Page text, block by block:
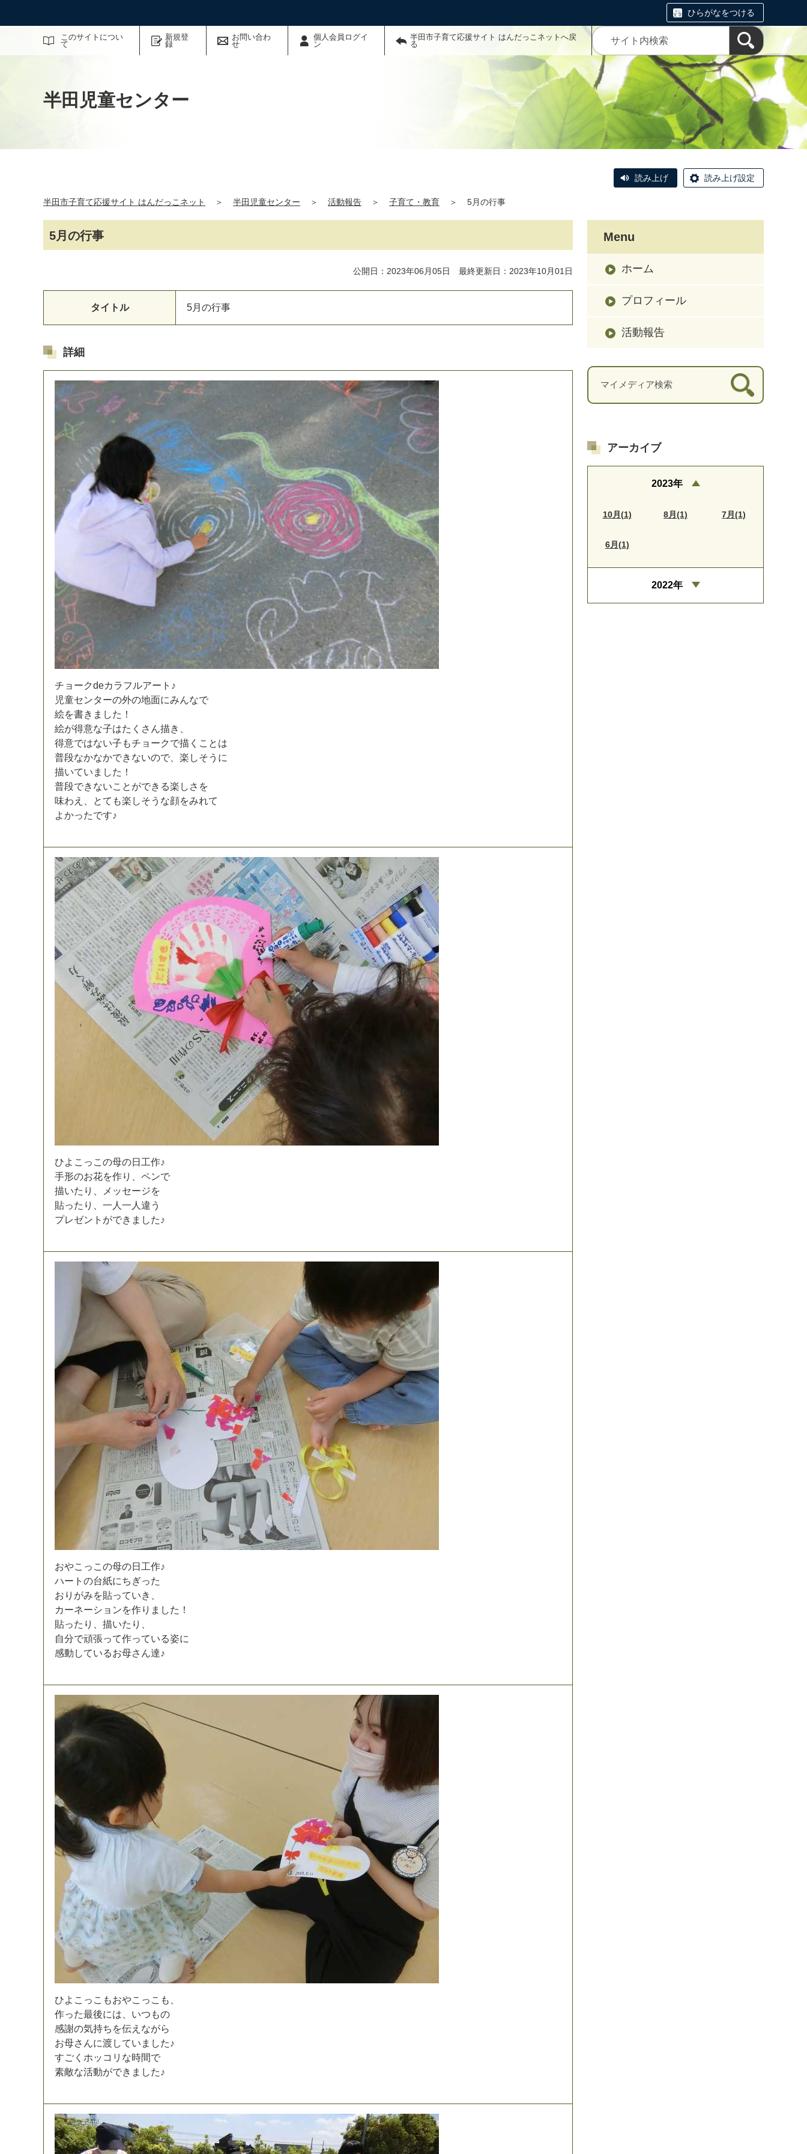
ひらがなをつける
このサイトについ
て
新規登
録
お問い合わ
せ
個人会員ログイ
ン
半田市子育て応援サイト はんだっこネットへ戻
る
サイト内検索
半田児童センター
読み上げ 読み上げ設定
半田市子育て応援サイト はんだっこネット ＞ 半田児童センター ＞ 活動報告 ＞ 子育て・教育 ＞ 5月の行事
5月の行事
公開日：2023年06月05日 最終更新日：2023年10月01日
タイトル 5月 の行事
詳細
チ ョ ークdeカラフ ルアー ト ♪
児童センターの外の地面にみんなで
絵を書き ま した ！
絵が得意な子はた く さ ん描き
得意ではない子 もチ ョ ーク で描 く こ と は
普段なかなかでき ないので 楽 しそ う に
描いてい ま した ！
普段でき ないこ と ができ る楽 し さ を
味わ え と て も楽 しそ う な顔をみれて
よかったです♪
ひよ こ っ こ の母の日 工作♪
手形のお花を作り ペンで
描いた り メ ッセージを
貼った り 一 人 一 人 違 う
プレゼン ト ができ ま した♪
おやこ っ こ の母の日 工作♪
ハー ト の台紙にち ぎった
お り がみを貼っていき
カーネーシ ョ ンを作り ま した ！
貼った り 描いた り
自分で頑張って作っている姿に
感動 しているお母さ ん達♪
ひよ こ っ こ もおやこ っ こ も
作った最後には いつ もの
感謝の気持ち を伝え ながら
お母さ んに渡してい ま した♪
すご く ホッ コ リ な時間で
素敵な活動ができ ま した♪
Menu
ホーム
プロフィール
活動報告
マイメディア検索
アーカイブ
2023年
10月(1) 8月(1) 7月(1)
6月(1)
2022年